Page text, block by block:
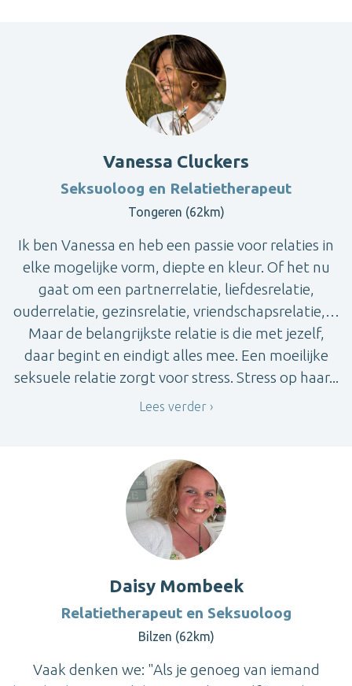
Vanessa Cluckers
Seksuoloog en Relatietherapeut
Tongeren (62km)
Ik ben Vanessa en heb een passie voor relaties in
elke mogelijke vorm, diepte en kleur. Of het nu
gaat om een partnerrelatie, liefdesrelatie,
ouderrelatie, gezinsrelatie, vriendschapsrelatie,…
Maar de belangrijkste relatie is die met jezelf,
daar begint en eindigt alles mee. Een moeilijke
seksuele relatie zorgt voor stress. Stress op haar...
Lees verder
Daisy Mombeek
Relatietherapeut en Seksuoloog
Bilzen (62km)
Vaak denken we: "Als je genoeg van iemand